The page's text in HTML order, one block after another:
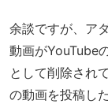
余談ですが、ア
動画がYouTube
として削除され
の動画を投稿し